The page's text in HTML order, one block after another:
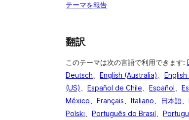
テーマを報告
翻訳
このテーマは次の言語で利用できます:
Deutsch
English (Australia) English
(US)
Español de Chile Español
México
Français Italiano 日本語
Polski
Português do Brasil